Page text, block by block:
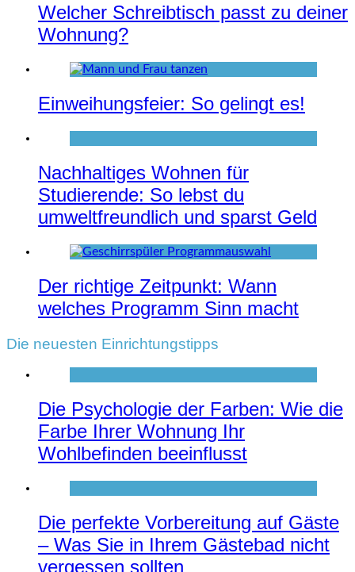
Welcher Schreibtisch passt zu deiner
Wohnung?
Einweihungsfeier: So gelingt es!
Nachhaltiges Wohnen für
Studierende: So lebst du
umweltfreundlich und sparst Geld
Der richtige Zeitpunkt: Wann
welches Programm Sinn macht
Die neuesten Einrichtungstipps
Die Psychologie der Farben: Wie die
Farbe Ihrer Wohnung Ihr
Wohlbefinden beeinflusst
Die perfekte Vorbereitung auf Gäste
– Was Sie in Ihrem Gästebad nicht
vergessen sollten